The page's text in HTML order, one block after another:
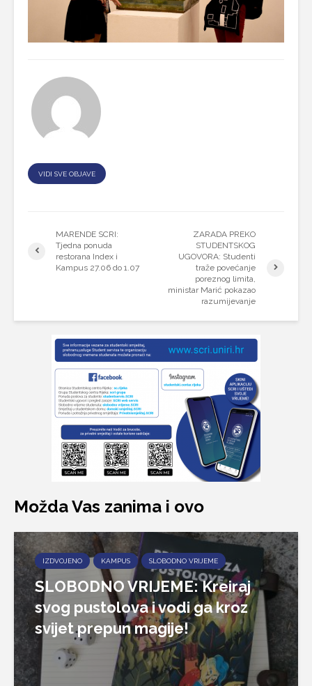
VIDI SVE OBJAVE
MARENDE SCRI:
Tjedna ponuda
restorana Index i
Kampus 27.06 do 1.07
ZARADA PREKO
STUDENTSKOG
UGOVORA: Studenti
traže povećanje
poreznog limita,
ministar Marić pokazao
razumijevanje
Možda Vas zanima i ovo
IZDVOJENO KAMPUS SLOBODNO VRIJEME
SLOBODNO VRIJEME: Kreiraj
svog pustolova i vodi ga kroz
svijet prepun magije!